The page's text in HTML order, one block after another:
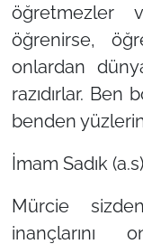
öğretmezler
öğrenirse,
onlardan
razıdırlar. Ben
benden
İmam Sadık
Mürcie
inançlarını